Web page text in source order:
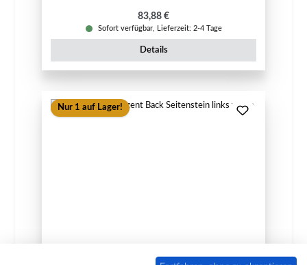
Regulärer Preis:
83,88 €
Sofort verfügbar, Lieferzeit: 2-4 Tage
Details
Nur 1 auf Lager!